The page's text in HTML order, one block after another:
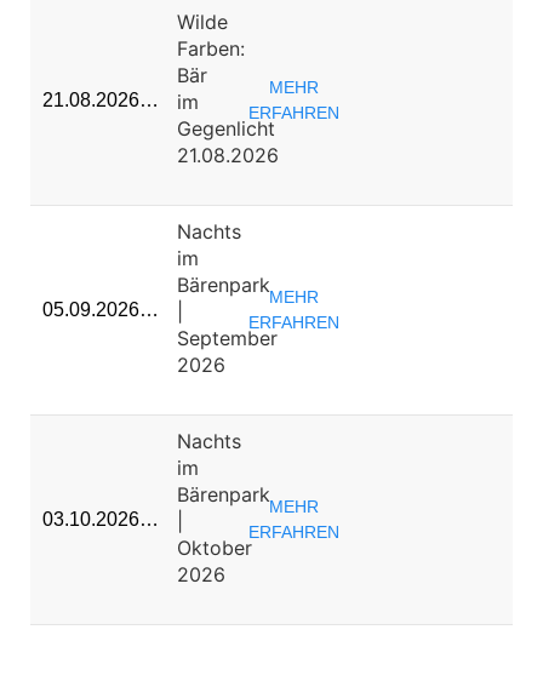
21.08.2026…
Wilde
Farben:
Bär
im
Gegenlicht
21.08.2026
MEHR
ERFAHREN
05.09.2026…
Nachts
im
Bärenpark
September
2026
MEHR
ERFAHREN
03.10.2026…
Nachts
im
Bärenpark
Oktober
2026
MEHR
ERFAHREN